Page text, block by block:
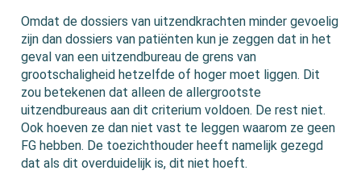
Omdat de dossiers van uitzendkrachten minder gevoelig
zijn dan dossiers van patiënten kun je zeggen dat in het
geval van een uitzendbureau de grens van
grootschaligheid hetzelfde of hoger moet liggen. Dit
zou betekenen dat alleen de allergrootste
uitzendbureaus aan dit criterium voldoen. De rest niet.
Ook hoeven ze dan niet vast te leggen waarom ze geen
FG hebben. De toezichthouder heeft namelijk gezegd
dat als dit overduidelijk is, dit niet hoeft.